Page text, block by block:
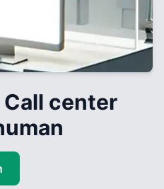
center